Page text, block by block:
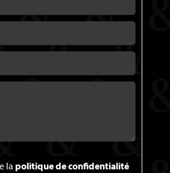
la politique de confidentialité